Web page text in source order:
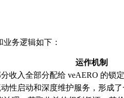
务逻辑如下：
运作机制
收入全部分配给 veAERO 的锁定
性启动和深度维护服务，形成了